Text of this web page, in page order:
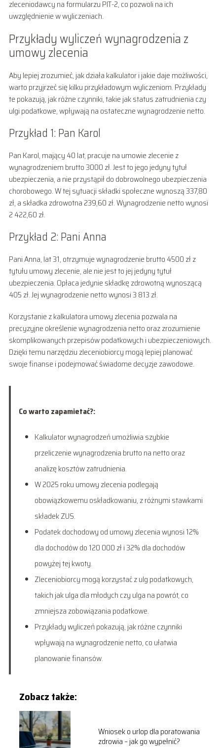
zleceniodawcy na formularzu PIT-2, co pozwoli na ich
uwzględnienie w wyliczeniach.
Przykłady wyliczeń wynagrodzenia z
umowy zlecenia
Aby lepiej zrozumieć, jak działa kalkulator i jakie daje możliwości,
warto przyjrzeć się kilku przykładowym wyliczeniom. Przykłady
te pokazują, jak różne czynniki, takie jak status zatrudnienia czy
ulgi podatkowe, wpływają na ostateczne wynagrodzenie netto.
Przykład 1: Pan Karol
Pan Karol, mający 40 lat, pracuje na umowie zlecenie z
wynagrodzeniem brutto 3000 zł. Jest to jego jedyny tytuł
ubezpieczenia, a nie przystąpił do dobrowolnego ubezpieczenia
chorobowego. W tej sytuacji składki społeczne wynoszą 337,80
zł, a składka zdrowotna 239,60 zł. Wynagrodzenie netto wynosi
2 422,60 zł.
Przykład 2: Pani Anna
Pani Anna, lat 31, otrzymuje wynagrodzenie brutto 4500 zł z
tytułu umowy zlecenie, ale nie jest to jej jedyny tytuł
ubezpieczenia. Opłaca jedynie składkę zdrowotną wynoszącą
405 zł. Jej wynagrodzenie netto wynosi 3 813 zł.
Korzystanie z kalkulatora umowy zlecenia pozwala na
precyzyjne określenie wynagrodzenia netto oraz zrozumienie
skomplikowanych przepisów podatkowych i ubezpieczeniowych.
Dzięki temu narzędziu zleceniobiorcy mogą lepiej planować
swoje finanse i podejmować świadome decyzje zawodowe.
Co warto zapamietać?:
Kalkulator wynagrodzeń umożliwia szybkie
przeliczenie wynagrodzenia brutto na netto oraz
analizę kosztów zatrudnienia.
W 2025 roku umowy zlecenia podlegają
obowiązkowemu oskładkowaniu, z różnymi stawkami
składek ZUS.
Podatek dochodowy od umowy zlecenia wynosi 12%
dla dochodów do 120 000 zł i 32% dla dochodów
powyżej tej kwoty.
Zleceniobiorcy mogą korzystać z ulg podatkowych,
takich jak ulga dla młodych czy ulga na powrót, co
zmniejsza zobowiązania podatkowe.
Przykłady wyliczeń pokazują, jak różne czynniki
wpływają na wynagrodzenie netto, co ułatwia
planowanie finansów.
Zobacz także:
Wniosek o urlop dla poratowania
zdrowia – jak go wypełnić?